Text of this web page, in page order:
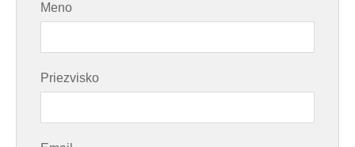
Meno
Priezvisko